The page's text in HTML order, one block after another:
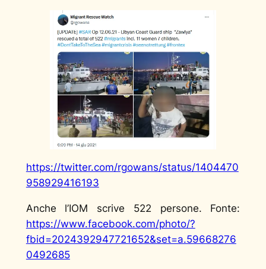
https://twitter.com/rgowans/status/1404470
958929416193
Anche l’IOM scrive 522 persone. Fonte:
https://www.facebook.com/photo/?
fbid=2024392947721652&set=a.59668276
0492685